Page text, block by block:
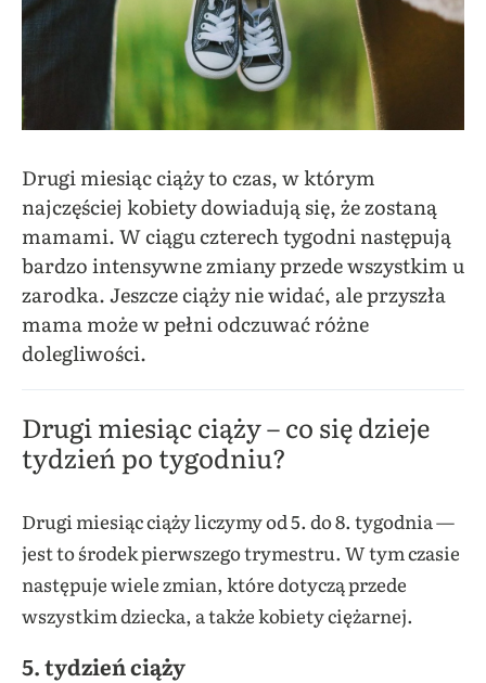
Drugi miesiąc ciąży to czas, w którym
najczęściej kobiety dowiadują się, że zostaną
mamami. W ciągu czterech tygodni następują
bardzo intensywne zmiany przede wszystkim u
zarodka. Jeszcze ciąży nie widać, ale przyszła
mama może w pełni odczuwać różne
dolegliwości.
Drugi miesiąc ciąży – co się dzieje
tydzień po tygodniu?
Drugi miesiąc ciąży liczymy od 5. do 8. tygodnia —
jest to środek pierwszego trymestru. W tym czasie
następuje wiele zmian, które dotyczą przede
wszystkim dziecka, a także kobiety ciężarnej.
5. tydzień ciąży